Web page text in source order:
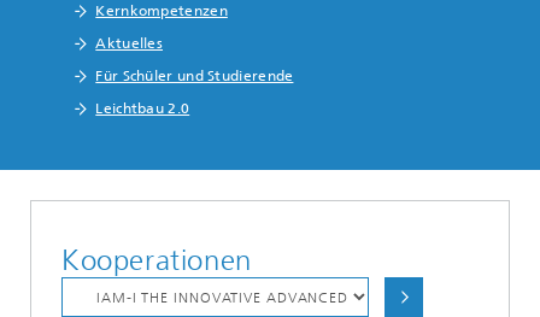
Kernkompetenzen
Aktuelles
Für Schüler und Studierende
Leichtbau 2.0
Kooperationen